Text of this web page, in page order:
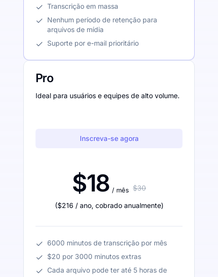
Transcrição em massa
Nenhum período de retenção para
arquivos de mídia
Suporte por e-mail prioritário
Pro
Ideal para usuários e equipes de alto volume.
Inscreva-se agora
$18 / mês $30
($216 / ano, cobrado anualmente)
6000 minutos de transcrição por mês
$20 por 3000 minutos extras
Cada arquivo pode ter até 5 horas de